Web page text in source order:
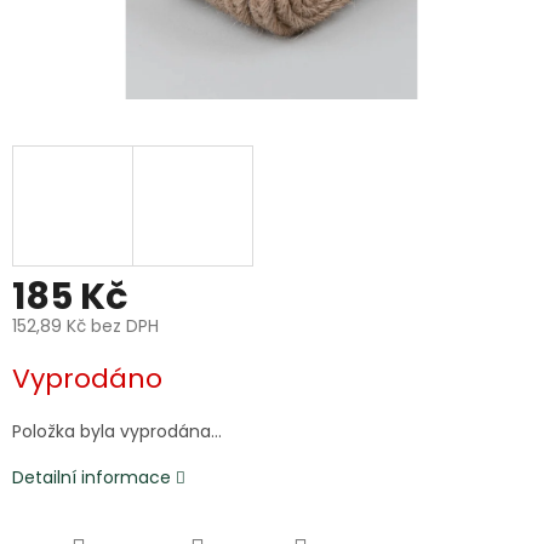
185 Kč
152,89 Kč bez DPH
cena:
Vyprodáno
Položka byla vyprodána…
Detailní informace